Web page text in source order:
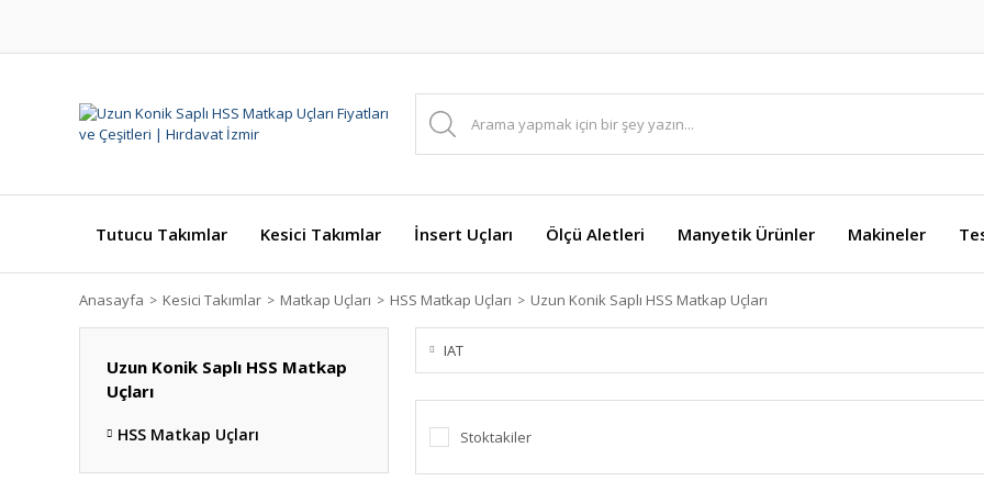
Tutucu Takımlar Kesici Takımlar İnsert Uçları Ölçü Aletleri Manyetik Ürünler Makineler
Anasayfa Kesici Takımlar Matkap Uçları HSS Matkap Uçları Uzun Konik Saplı HSS Matkap Uçları
Uzun Konik Saplı HSS Matkap
Uçları
HSS Matkap Uçları
IAT
Stoktakiler